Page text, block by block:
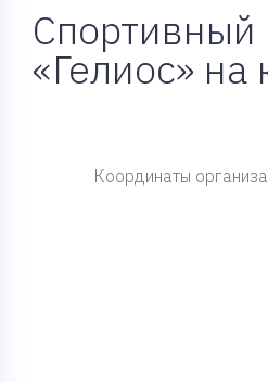
Спортивный
«Гелиос» на
Координаты